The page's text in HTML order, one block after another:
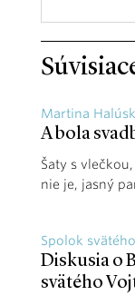
Martina
A bola
Šaty s
nie je, jasný
Spolok
Diskusia o
svätého